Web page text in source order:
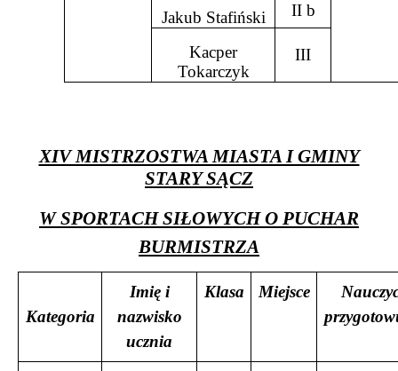
Jakub Stafiński II b
Kacper
Tokarczyk
III
XIV MISTRZOSTWA MIASTA I GMINY
STARY SĄCZ
W SPORTACH SIŁOWYCH O PUCHAR
BURMISTRZA
Kategoria
Imię i
nazwisko
ucznia
Klasa Miejsce